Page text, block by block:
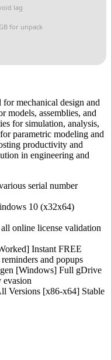
lag
for unpack
mechanical design and
models, assemblies, and
for simulation, analysis,
parametric modeling and
productivity and
in engineering and
serial number
10 (x32x64)
online license validation
Instant FREE
and popups
[Windows] Full gDrive
evasion
Versions [x86-x64] Stable